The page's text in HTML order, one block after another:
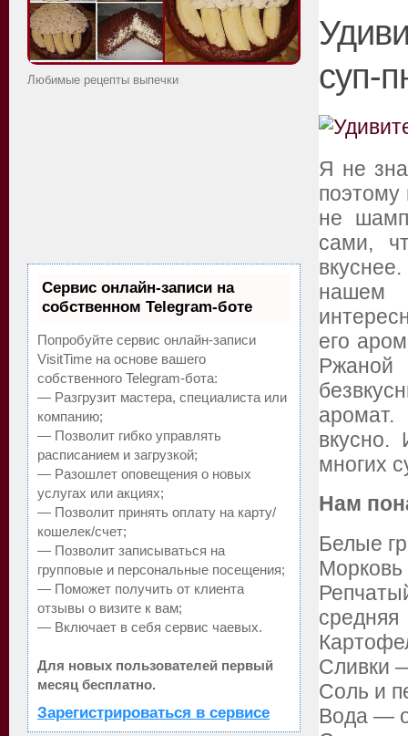
суп-
Я не
поэтому
не
сами,
нашем
его
вкусно.
многих
Нам
Белые
средняя
Сливки
Соль и
Вода —
Любимые рецепты выпечки
Сервис онлайн-записи на
собственном Telegram-боте
Попробуйте сервис онлайн-записи
VisitTime на основе вашего
собственного Telegram-бота:
— Разгрузит мастера, специалиста или
компанию;
— Позволит гибко управлять
расписанием и загрузкой;
— Разошлет оповещения о новых
услугах или акциях;
— Позволит принять оплату на карту/
кошелек/счет;
— Позволит записываться на
групповые и персональные посещения;
— Поможет получить от клиента
отзывы о визите к вам;
— Включает в себя сервис чаевых.
Для новых пользователей первый
месяц бесплатно.
Зарегистрироваться в сервисе